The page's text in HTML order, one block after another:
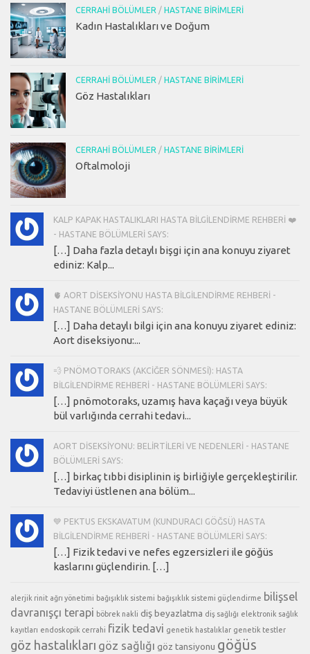
CERRAHI BÖLÜMLER / HASTANE BIRIMLERI
Kadın Hastalıkları ve Doğum
CERRAHI BÖLÜMLER / HASTANE BIRIMLERI
Göz Hastalıkları
CERRAHI BÖLÜMLER / HASTANE BIRIMLERI
Oftalmoloji
KALP KAPAK HASTALIKLARI HASTA BILGILENDIRME REHBERI ❤️
- HASTANE BÖLÜMLERI SAYS:
[…] Daha fazla detaylı bişgi için ana konuyu ziyaret
ediniz: Kalp...
🫀 AORT DISEKSIYONU HASTA BILGILENDIRME REHBERI -
HASTANE BÖLÜMLERI SAYS:
[…] Daha detaylı bilgi için ana konuyu ziyaret ediniz:
Aort diseksiyonu:...
💨 PNÖMOTORAKS (AKCIĞER SÖNMESI): HASTA
BILGILENDIRME REHBERI - HASTANE BÖLÜMLERI SAYS:
[…] pnömotoraks, uzamış hava kaçağı veya büyük
bül varlığında cerrahi tedavi...
AORT DISEKSIYONU: BELIRTILERI VE NEDENLERI - HASTANE
BÖLÜMLERI SAYS:
[…] birkaç tıbbi disiplinin iş birliğiyle gerçekleştirilir.
Tedaviyi üstlenen ana bölüm...
💙 PEKTUS EKSKAVATUM (KUNDURACI GÖĞSÜ) HASTA
BILGILENDIRME REHBERI - HASTANE BÖLÜMLERI SAYS:
[…] Fizik tedavi ve nefes egzersizleri ile göğüs
kaslarını güçlendirin. […]
alerjik rinit ağrı yönetimi bağışıklık sistemi bağışıklık sistemi güçlendirme bilişsel
davranışçı terapi böbrek nakli diş beyazlatma diş sağlığı elektronik sağlık
kayıtları endoskopik cerrahi fizik tedavi genetik hastalıklar genetik testler
göz hastalıkları göz sağlığı göz tansiyonu göğüs